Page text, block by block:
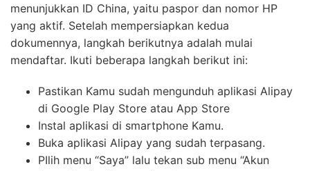
menunjukkan ID China, yaitu paspor dan nomor HP
yang aktif. Setelah mempersiapkan kedua
dokumennya, langkah berikutnya adalah mulai
mendaftar. Ikuti beberapa langkah berikut ini:
Pastikan Kamu sudah mengunduh aplikasi Alipay
di Google Play Store atau App Store
Instal aplikasi di smartphone Kamu.
Buka aplikasi Alipay yang sudah terpasang.
PIlih menu “Saya” lalu tekan sub menu “Akun